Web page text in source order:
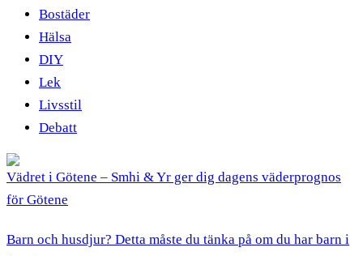
Bostäder
Hälsa
DIY
Lek
Livsstil
Debatt
Vädret i Götene – Smhi & Yr ger dig dagens väderprognos
för Götene
Barn och husdjur? Detta måste du tänka på om du har barn i